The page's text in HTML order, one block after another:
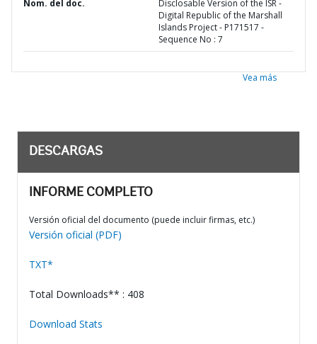
Nom. del doc.
Disclosable Version of the ISR -
Digital Republic of the Marshall
Islands Project - P171517 -
Sequence No : 7
Vea más
DESCARGAS
INFORME COMPLETO
Versión oficial del documento (puede incluir firmas, etc.)
Versión oficial (PDF)
TXT*
Total Downloads** : 408
Download Stats